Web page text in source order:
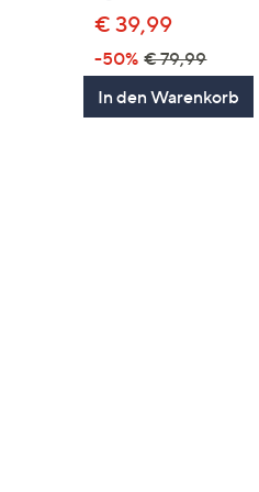
€ 39,99
-50% € 79,99
In den Warenkorb